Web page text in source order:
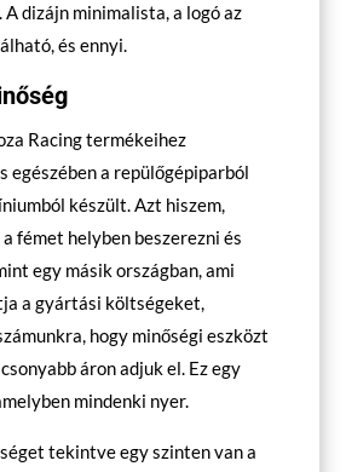
A dizájn minimalista, a logó az
és ennyi.
Racing termékeihez
egészében a repülőgépiparból
készült. Azt hiszem,
fémet helyben beszerezni és
egy másik országban, ami
a gyártási költségeket,
hogy minőségi eszközt
áron adjuk el. Ez egy
mindenki nyer.
tekintve egy szinten van a